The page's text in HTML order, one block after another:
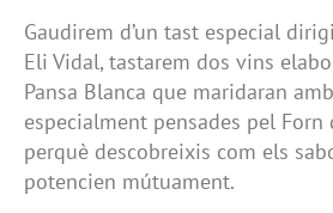
Gaudirem d’un tast especial
Eli Vidal, tastarem dos vins
Pansa Blanca que maridaran
especialment pensades pel Forn
perquè descobreixis com els
potencien mútuament.